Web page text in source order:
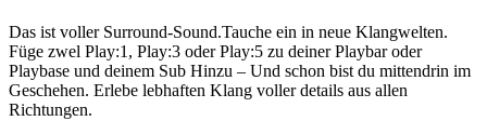
Das ist voller Surround-Sound.Tauche ein in neue Klangwelten.
Füge zwel Play:1, Play:3 oder Play:5 zu deiner Playbar oder
Playbase und deinem Sub Hinzu – Und schon bist du mittendrin im
Geschehen. Erlebe lebhaften Klang voller details aus allen
Richtungen.